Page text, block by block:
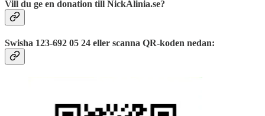
Vill du ge en donation till NickAlinia.se?
Swisha 123-692 05 24 eller scanna QR-koden nedan: